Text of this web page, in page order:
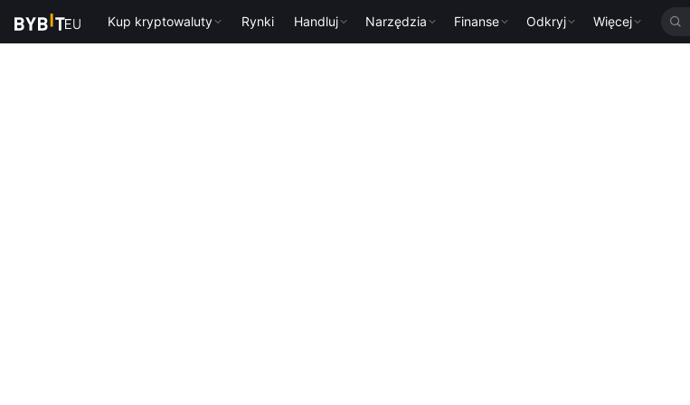
Kup kryptowaluty Rynki Handluj Narzędzia Finanse Odkryj Więcej